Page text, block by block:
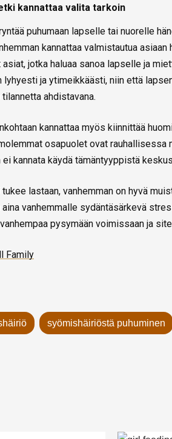
kannattaa valita tarkoin
puhumaan lapselle tai nuorelle
kannattaa valmistautua
jotka haluaa sanoa lapselle ja
lyhyesti ja ytimeikkäästi, niin että
ahdistavana.
kannattaa myös kiinnittää
osapuolet ovat
ei kannata käydä tämäntyyppistä
lastaan, vanhemman on hyvä
vanhemmalle sydäntäsärkevä
pysymään voimissaan ja
Family
syömishäiriöstä puhuminen